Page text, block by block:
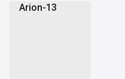
Arion-13